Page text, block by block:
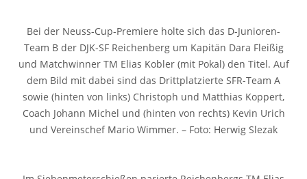
Bei der Neuss-Cup-Premiere holte sich das D-Junioren-
Team B der DJK-SF Reichenberg um Kapitän Dara Fleißig
und Matchwinner TM Elias Kobler (mit Pokal) den Titel. Auf
dem Bild mit dabei sind das Drittplatzierte SFR-Team A
sowie (hinten von links) Christoph und Matthias Koppert,
Coach Johann Michel und (hinten von rechts) Kevin Urich
und Vereinschef Mario Wimmer. – Foto: Herwig Slezak